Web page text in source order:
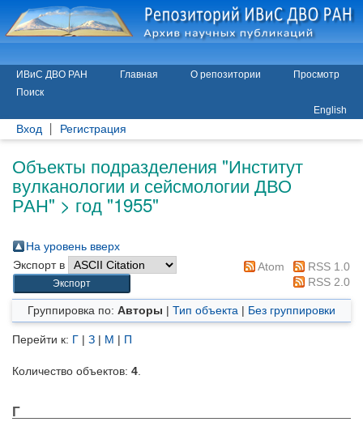
ИВиС ДВО РАН Главная О репозитории
Просмотр
Поиск
English
Вход Регистрация
Объекты подразделения "Институт
вулканологии и сейсмологии ДВО
РАН" > год "1955"
На уровень вверх
Экспорт в
Atom
RSS 1.0
RSS 2.0
Группировка по: Авторы | Тип объекта | Без группировки
Перейти к: Г | З | М | П
Количество объектов: 4
Г